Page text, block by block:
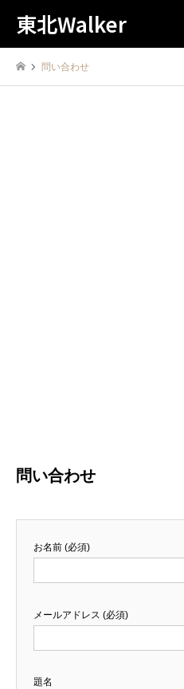
東北Walker
問い合わせ
問い合わせ
お名前 (必須)
メールアドレス (必須)
題名